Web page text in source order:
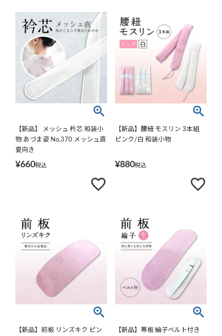
【新品】 メッシュ 衿芯 和装小
物 あづま姿 No.370 メッシュ直
夏向き
¥660税込
【新品】腰紐 モスリン 3本組
ピンク/白 和装小物
¥880税込
【新品】前板 リンズキク ピン
【新品】帯板 綸子ベルト付き